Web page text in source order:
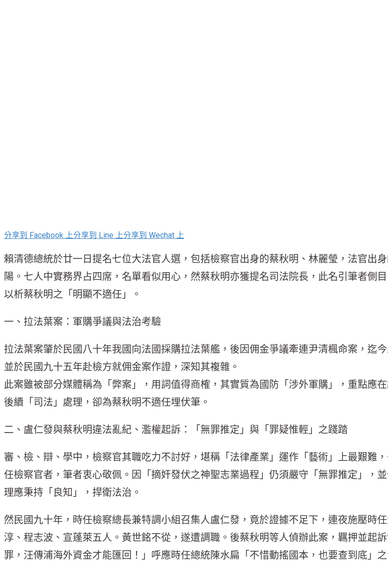
分享到 Facebook 上分享到 Line 上分享到 Wechat 上
賴清德總統於廿一日提名七位大法官人選，包括檢察官出身的蔡秋明、林麗瑩，法官出
陽。七人中實務界占四席，名單看似用心，然蔡秋明亦獲提名司法院長，此名引筆者側
以析蔡秋明之「明顯不適任」。
一、拉法葉案：軍購爭議與法治考驗
拉法葉案肇於民國八十年我國向法國採購拉法葉艦，後因佣金爭議牽連尹清楓命案，迄
並於民國九十五年赴檢方就佣金案作證，深知其複雜。
此案雖被部分媒體稱為「弊案」，用詞值得商榷，其實質為國防「涉外軍購」，重點應
後續「司法」處理，卻為蔡秋明不適任埋伏筆。
二、盧仁發與蔡秋明違法亂紀、濫權起訴：「無罪推定」與「罪疑惟輕」之踐踏
審、檢、辯、學中，檢察官其職吃力不討好，堪稱「法律產業」運作「藝術」上最艱難
任檢察官者，筆者衷心敬佩。因「摘奸發伏之神聖志業過程」仍須嚴守「無罪推定」，
理應秉持「良知」，捍衛法治。
然民國九十年，時任檢察總長兼特調小組召集人盧仁發，竟於證據不足下，連夜施壓時
淳、程志波、宣蓬萊五人。黃世銘不從，遂遭調職。後蔡秋明等人偵辦此案，羈押並起
罪，汪傳浦海外資金才能匯回！」呼應時任總統陳水扁「不惜動搖國本，也要查到底」